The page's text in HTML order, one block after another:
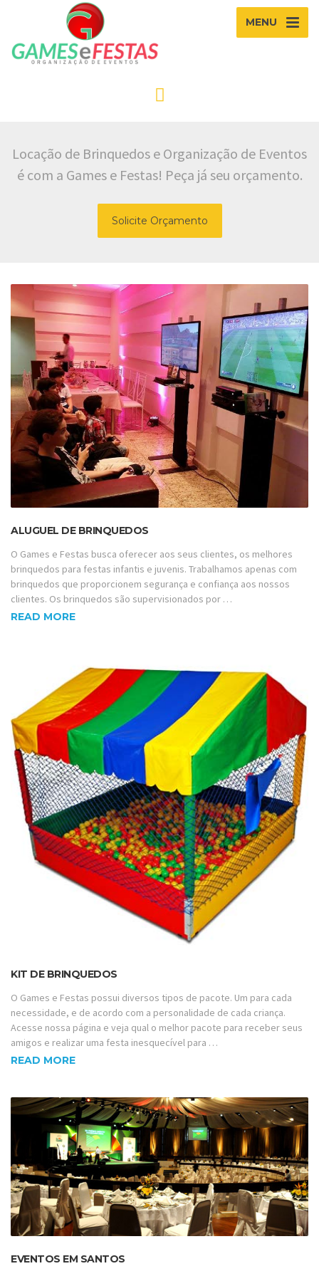
MENU
Locação de Brinquedos e Organização de Eventos
é com a Games e Festas! Peça já seu orçamento.
Solicite Orçamento
ALUGUEL DE BRINQUEDOS
O Games e Festas busca oferecer aos seus clientes, os melhores
brinquedos para festas infantis e juvenis. Trabalhamos apenas com
brinquedos que proporcionem segurança e confiança aos nossos
clientes. Os brinquedos são supervisionados por …
READ MORE
KIT DE BRINQUEDOS
O Games e Festas possui diversos tipos de pacote. Um para cada
necessidade, e de acordo com a personalidade de cada criança.
Acesse nossa página e veja qual o melhor pacote para receber seus
amigos e realizar uma festa inesquecível para …
READ MORE
EVENTOS EM SANTOS